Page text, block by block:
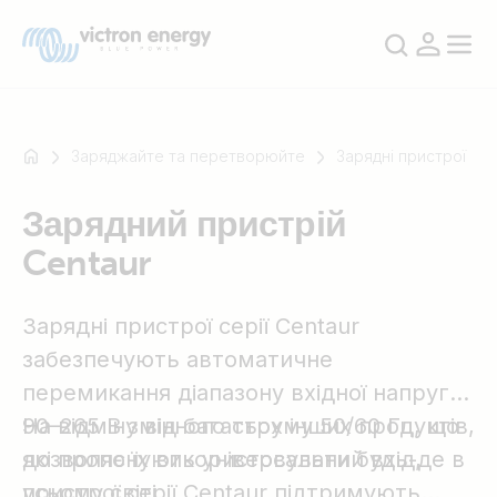
Наприклад
SmartSolar
XS
SmartShunt
Заряджайте та перетворюйте Зарядні пристрої
Зарядний пристрій
Centaur
Зарядні пристрої серії Centaur
забезпечують автоматичне
перемикання діапазону вхідної напруги
90–265 В змінного струму 50/60 Гц, що
дозволяє їх використовувати будь-де в
На відміну від багатьох інших продуктів,
які пропонують універсальний вхід,